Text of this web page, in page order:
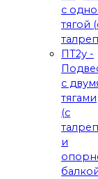
с
тягой
ПТ2у -
с
тягами
(с
и